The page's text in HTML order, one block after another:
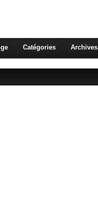
Catégories Archives